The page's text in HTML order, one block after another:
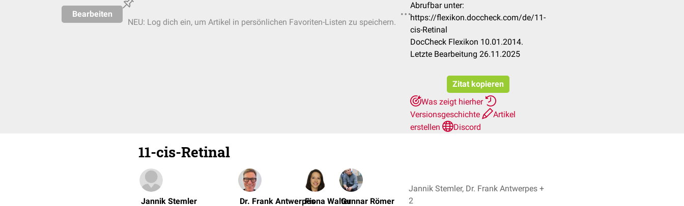
Bearbeiten
NEU: Log dich ein, um Artikel in persönlichen Favoriten-Listen zu speichern.
Abrufbar unter:
https://flexikon.doccheck.com/de/11-
cis-Retinal
DocCheck Flexikon 10.01.2014.
Letzte Bearbeitung 26.11.2025
Zitat kopieren
Was zeigt hierher
Versionsgeschichte
Artikel
erstellen
Discord
11-cis-Retinal
Jannik Stemler Dr. Frank AntwerpesFiona WalterGunnar Römer
Jannik Stemler, Dr. Frank Antwerpes +
2